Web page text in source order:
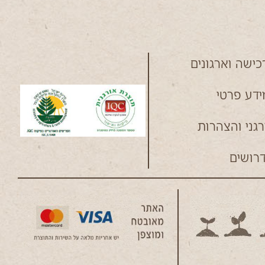
וארגונים
פרטי
והצהרות